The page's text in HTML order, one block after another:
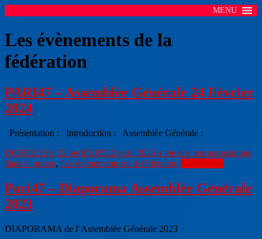
MENU
Les évènements de la
fédération
PARI47 – Assemblée Générale 24 Février
2024
Présentation : Introduction : Assemblée Générale :
DOUEZ Eric 22 avril 202522 avril 2025 a vie des nos associations
dans la presse, Les évènements de la fédération
Pari47 – Diaporama Assemblée Générale
2023
DIAPORAMA de l’Assemblée Générale 2023